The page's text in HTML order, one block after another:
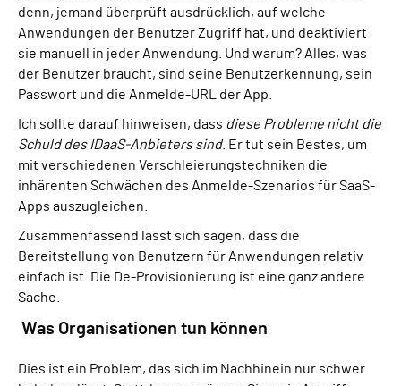
denn, jemand überprüft ausdrücklich, auf welche
Anwendungen der Benutzer Zugriff hat, und deaktiviert
sie manuell in jeder Anwendung. Und warum? Alles, was
der Benutzer braucht, sind seine Benutzerkennung, sein
Passwort und die Anmelde-URL der App.
Ich sollte darauf hinweisen, dass diese Probleme nicht die
Schuld des IDaaS-Anbieters sind. Er tut sein Bestes, um
mit verschiedenen Verschleierungstechniken die
inhärenten Schwächen des Anmelde-Szenarios für SaaS-
Apps auszugleichen.
Zusammenfassend lässt sich sagen, dass die
Bereitstellung von Benutzern für Anwendungen relativ
einfach ist. Die De-Provisionierung ist eine ganz andere
Sache.
Was Organisationen tun können
Dies ist ein Problem, das sich im Nachhinein nur schwer